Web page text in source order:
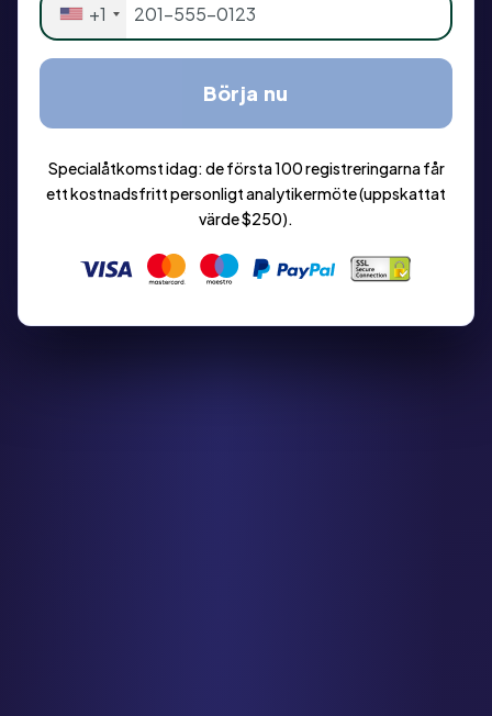
+1
Börja nu
Specialåtkomst idag: de första 100 registreringarna får
ett kostnadsfritt personligt analytikermöte (uppskattat
värde $250).